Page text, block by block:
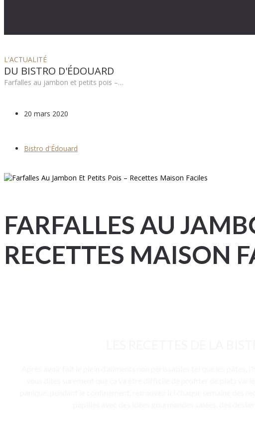
L'ACTUALITÉ
DU BISTRO D'ÉDOUARD
Farfalles au jambon et petits pois –…
20 mars 2020
Bistro d'Édouard
FARFALLES AU
RECETTES MAISON